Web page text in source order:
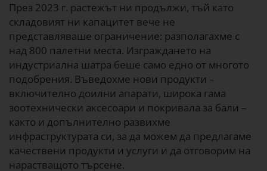
През 2023 г. растежът ни продължи, тъй като
складовият ни капацитет вече не
представляваше ограничение: разполагахме с
над 800 палетни места. Изграждането на
индустриална шатра беше само едно от многото
подобрения. Въведохме нови продукти –
включително доилни апарати, широка гама
зоотехнически аксесоари и покривала за бали –
както и допълнително развихме
инфраструктурата си, за да можем да предлагаме
качествени продукти и услуги и да отговорим на
нарастващото търсене.